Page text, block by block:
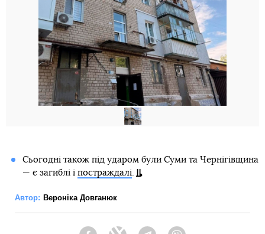
Сьогодні також під ударом були Суми та Чернігівщина
— є загиблі і постраждалі.
Автор: Вероніка Довганюк